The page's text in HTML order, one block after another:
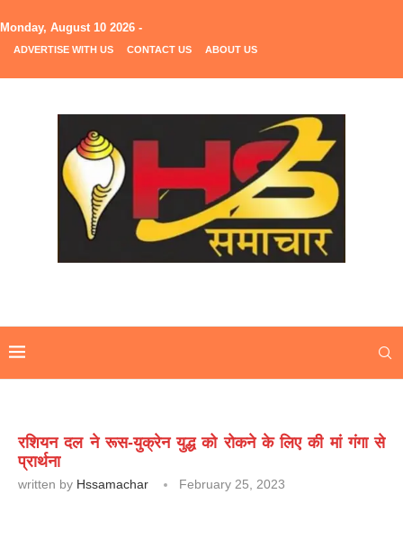
Monday, August 10 2026 -
ADVERTISE WITH US CONTACT US ABOUT US
रशियन दल ने रूस-युक्रेन युद्ध को रोकने के लिए की मां गंगा से
प्रार्थना
written by Hssamachar February 25, 2023